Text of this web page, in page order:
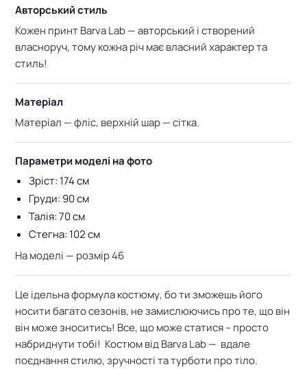
Авторський стиль
Кожен принт Barva Lab — авторський і створений
власноруч, тому кожна річ має власний характер та
стиль!
Матеріал
Матеріал — фліс, верхній шар — сітка.
Параметри моделі на фото
Зріст: 174 см
Груди: 90 см
Талія: 70 см
Стегна: 102 см
На моделі — розмір 46
Це ідельна формула костюму, бо ти зможешь його
носити багато сезонів, не замислюючись про те, що він
він може зноситись! Все, що може статися – просто
набриднути тобі! Костюм від Barva Lab — вдале
поєднання стилю, зручності та турботи про тіло.